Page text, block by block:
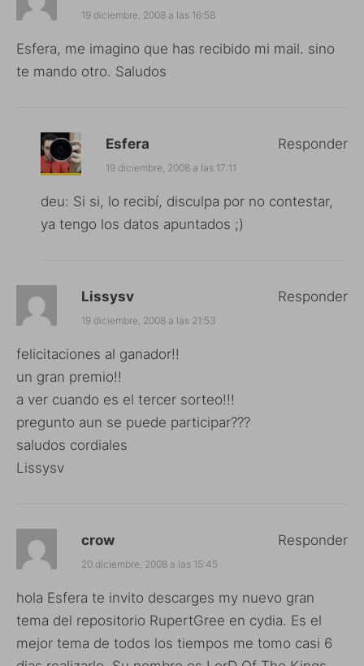
19 diciembre, 2008 a las 16:58
Esfera, me imagino que has recibido mi mail. sino
te mando otro. Saludos
Esfera
19 diciembre, 2008 a las 17:11
deu: Si si, lo recibí, disculpa por no contestar,
ya tengo los datos apuntados ;)
Responder
Lissysv
19 diciembre, 2008 a las 21:53
felicitaciones al ganador!!
un gran premio!!
a ver cuando es el tercer sorteo!!!
pregunto aun se puede participar???
saludos cordiales
Lissysv
Responder
crow
20 diciembre, 2008 a las 15:45
hola Esfera te invito descarges my nuevo gran
tema del repositorio RupertGree en cydia. Es el
mejor tema de todos los tiempos me tomo casi 6
Responder